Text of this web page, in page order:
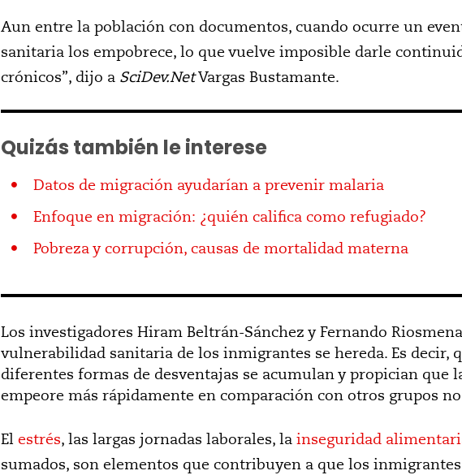
Aun entre la población con documentos, cuando ocurre un
sanitaria los empobrece, lo que vuelve imposible darle
crónicos”, dijo a SciDev.NetVargas Bustamante.
Quizás también le interese
Datos de migración ayudarían a prevenir malaria
Enfoque en migración: ¿quién califica como refugiado?
Pobreza y corrupción, causas de mortalidad materna
Los investigadores Hiram Beltrán-Sánchez y Fernando
vulnerabilidad sanitaria de los inmigrantes se hereda. Es decir,
diferentes formas de desventajas se acumulan y propician que
empeore más rápidamente en comparación con otros grupos
El estrés, las largas jornadas laborales, la inseguridad
sumados, son elementos que contribuyen a que los